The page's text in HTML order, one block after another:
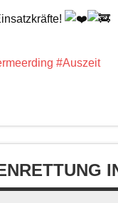
#Auszeit